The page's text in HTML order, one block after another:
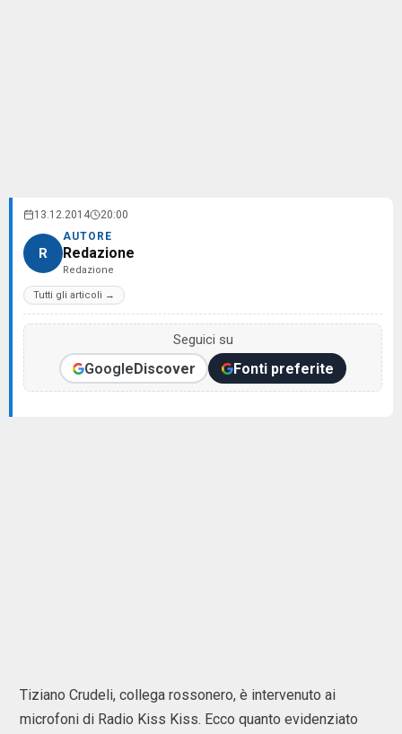
13.12.2014 20:00
R
AUTORE
Redazione
Redazione
Tutti gli articoli →
Seguici su
GoogleDiscover Fonti preferite
Tiziano Crudeli, collega rossonero, è intervenuto ai
microfoni di Radio Kiss Kiss. Ecco quanto evidenziato